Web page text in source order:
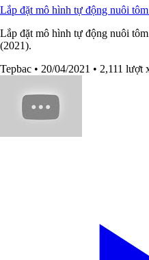
Lắp đặt mô hình tự động nuôi
Lắp đặt mô hình tự động nuôi
(2021).
Tepbac • 20/04/2021 • 2,111 lượt